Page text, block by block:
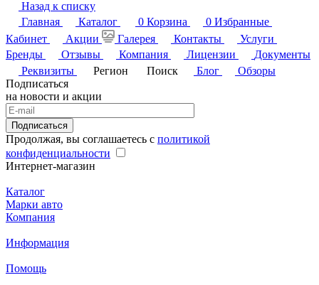
Назад к списку
Главная
Каталог 0 Корзина 0 Избранные
Кабинет
Акции Галерея Контакты
Услуги
Бренды
Отзывы Компания Лицензии
Документы
Реквизиты
Регион Поиск Блог
Обзоры
Подписаться
на новости и акции
Подписаться
Продолжая, вы соглашаетесь с политикой
конфиденциальности
Интернет-магазин
Каталог
Марки авто
Компания
Информация
Помощь